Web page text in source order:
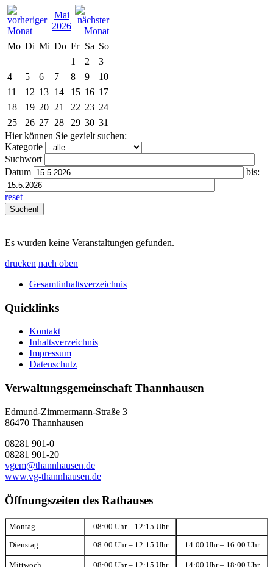
Mai
2026
Mo Di Mi Do Fr Sa So
1
2
3
4
5 6 7 8 9
10
11
12 13 14 15 16 17
18
19 20 21 22 23 24
25
26 27 28 29 30 31
Hier können Sie gezielt suchen:
Kategorie
Suchwort
Datum
bis:
reset
Es wurden keine Veranstaltungen gefunden.
drucken nach oben
Gesamtinhaltsverzeichnis
Quicklinks
Kontakt
Inhaltsverzeichnis
Impressum
Datenschutz
Verwaltungsgemeinschaft Thannhausen
Edmund-Zimmermann-Straße 3
86470 Thannhausen
08281 901-0
08281 901-20
vgem@thannhausen.de
www.vg-thannhausen.de
Öffnungszeiten des Rathauses
Montag 08:00 Uhr – 12:15 Uhr
Dienstag 08:00 Uhr – 12:15 Uhr 14:00 Uhr – 16:00 Uhr